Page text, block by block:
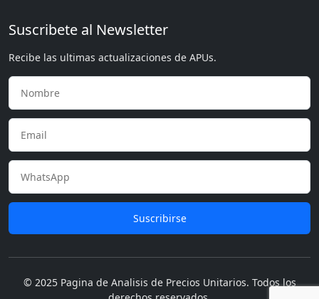
Suscribete al Newsletter
Recibe las ultimas actualizaciones de APUs.
Suscribirse
© 2025 Pagina de Analisis de Precios Unitarios. Todos los